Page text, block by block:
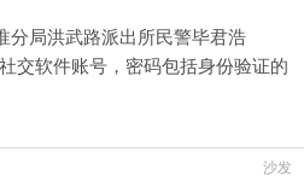
局洪武路派出所民警毕君浩
交软件账号，密码包括身份验证的
沙发